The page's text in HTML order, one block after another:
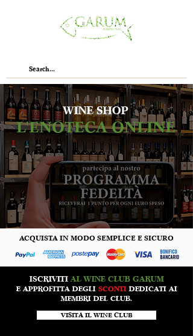
WINE SHOP
L'ENOTECA ONLINE
ACQUISTA IN MODO SEMPLICE E SICURO
ISCRIVITIAL WINE CLUB GARUM
E APPROFITTA DEGLI SCONTIDEDICATI AI
MEMBRI DEL CLUB.
VISITA IL WINE CLUB